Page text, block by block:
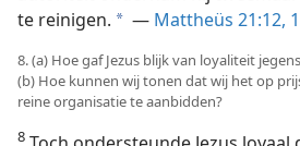
te reinigen. a — Mattheüs 21:12,
8. (a) Hoe gaf Jezus blijk van loyaliteit
(b) Hoe kunnen wij tonen dat wij het op
reine organisatie te aanbidden?
8